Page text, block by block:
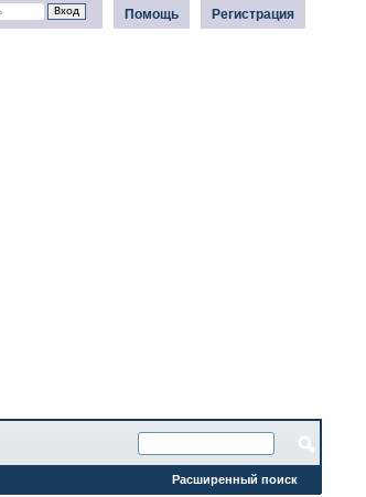
Регистрация
Помощь
Расширенный поиск